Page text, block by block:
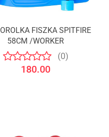
FISZKA SPITFIRE
58CM /WORKER
(0)
180.00